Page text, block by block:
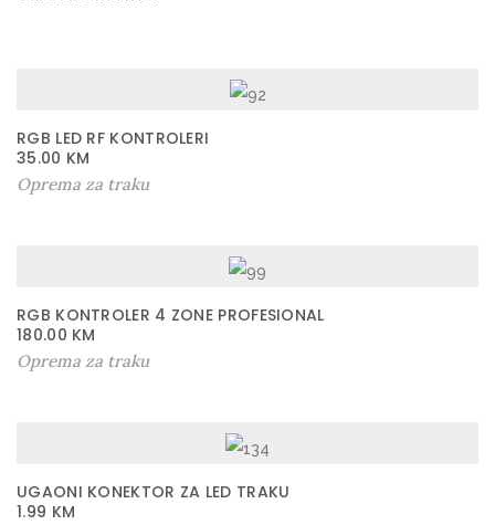
RGB LED RF KONTROLERI
35.00 KM
Oprema za traku
RGB KONTROLER 4 ZONE PROFESIONAL
180.00 KM
Oprema za traku
UGAONI KONEKTOR ZA LED TRAKU
1.99 KM